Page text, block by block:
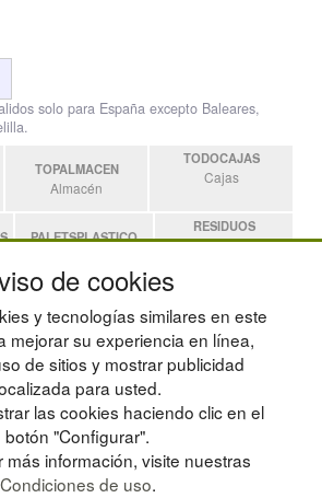
solo para España excepto Baleares,
TOPALMACEN
Almacén
TODOCAJAS
Cajas
PALETSPLASTICO
RESIDUOS
Residuos
MAPA WEB
PREGUNTAS FRECUENTES
INGRESA A TU CUENTA
de cookies
y tecnologías similares en este
mejorar su experiencia en línea,
de sitios y mostrar publicidad
para usted.
las cookies haciendo clic en el
botón "Configurar".
más información, visite nuestras
Condiciones de uso.